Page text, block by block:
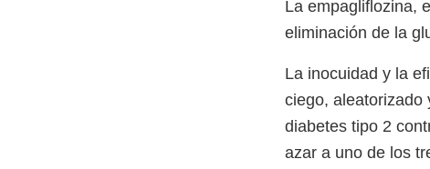
La empagliflozina,
eliminación de la
La inocuidad y la
ciego, aleatorizado
diabetes tipo 2
azar a uno de los